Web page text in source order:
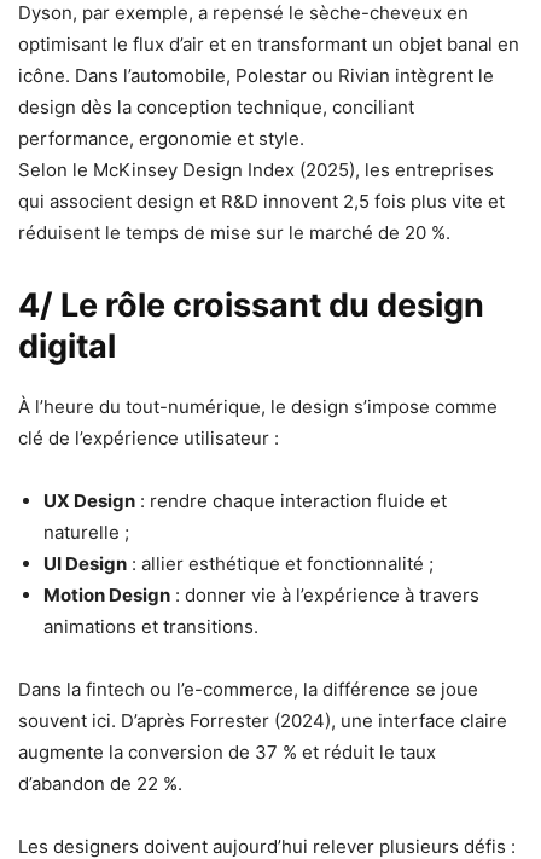
Dyson, par exemple, a repensé le sèche-cheveux en
optimisant le flux d’air et en transformant un objet banal en
icône. Dans l’automobile, Polestar ou Rivian intègrent le
design dès la conception technique, conciliant
performance, ergonomie et style.
Selon le McKinsey Design Index (2025), les entreprises
qui associent design et R&D innovent 2,5 fois plus vite et
réduisent le temps de mise sur le marché de 20 %.
4/ Le rôle croissant du design
digital
À l’heure du tout-numérique, le design s’impose comme
clé de l’expérience utilisateur :
UX Design : rendre chaque interaction fluide et
naturelle ;
UI Design : allier esthétique et fonctionnalité ;
Motion Design : donner vie à l’expérience à travers
animations et transitions.
Dans la fintech ou l’e-commerce, la différence se joue
souvent ici. D’après Forrester (2024), une interface claire
augmente la conversion de 37 % et réduit le taux
d’abandon de 22 %.
Les designers doivent aujourd’hui relever plusieurs défis :